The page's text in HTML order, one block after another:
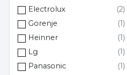
CARREFOUR HOME
COM
Daewoo
Delonghi
Deuzcasnic
Electrolux
Gorenje
Heinner
Lg
Panasonic